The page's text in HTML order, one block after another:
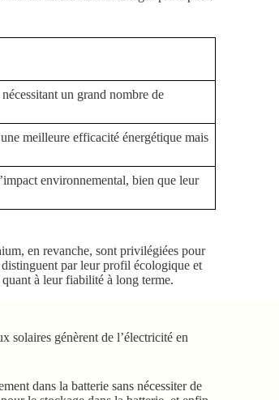
un grand nombre de
meilleure efficacité énergétique mais
environnemental, bien que leur
en revanche, sont privilégiées pour
distinguent par leur profil écologique et
à leur fiabilité à long terme.
solaires génèrent de l’électricité en
dans la batterie sans nécessiter de